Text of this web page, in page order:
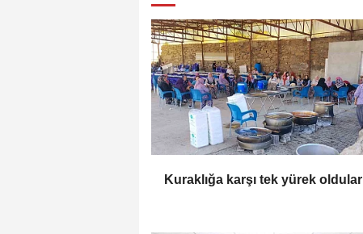
Kuraklığa karşı tek yürek oldular